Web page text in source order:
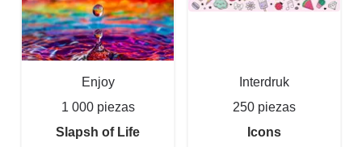
Enjoy
1 000 piezas
Slapsh of Life
Interdruk
250 piezas
Icons